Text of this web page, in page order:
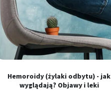
Hemoroidy (żylaki odbytu) - jak
wyglądają? Objawy i leki